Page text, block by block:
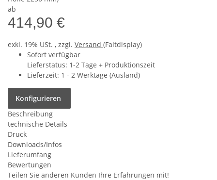
ab
414,90 €
exkl. 19% USt. , zzgl. Versand (Faltdisplay)
Sofort verfügbar
Lieferstatus: 1-2 Tage + Produktionszeit
Lieferzeit: 1 - 2 Werktage (Ausland)
Konfigurieren
Beschreibung
technische Details
Druck
Downloads/Infos
Lieferumfang
Bewertungen
Teilen Sie anderen Kunden Ihre Erfahrungen mit!